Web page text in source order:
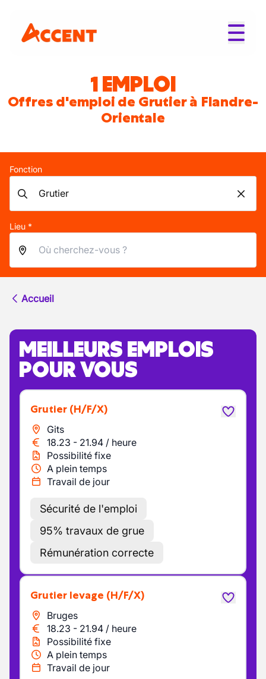
1 EMPLOI
Offres d'emploi de Grutier à Flandre-
Orientale
Fonction
Lieu *
Accueil
MEILLEURS EMPLOIS
POUR VOUS
Grutier (H/F/X)
Gits
18.23 - 21.94 / heure
Possibilité fixe
A plein temps
Travail de jour
Sécurité de l'emploi
95% travaux de grue
Rémunération correcte
Grutier levage (H/F/X)
Bruges
18.23 - 21.94 / heure
Possibilité fixe
A plein temps
Travail de jour